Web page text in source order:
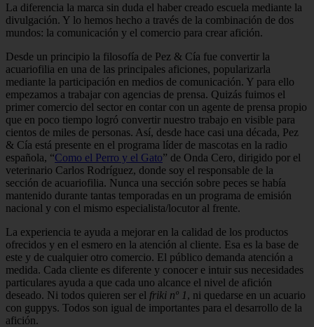
La diferencia la marca sin duda el ha­ber creado escuela mediante la
divulga­ción. Y lo hemos hecho a través de la combinación de dos
mundos: la comuni­cación y el comercio para crear afición.
Desde un principio la filosofía de Pez & Cía fue convertir la
acuariofilia en una de las principales aficiones, po­pularizarla
mediante la participación en medios de comunicación. Y para ello
empezamos a trabajar con agencias de prensa. Quizás fuimos el
primer comer­cio del sector en contar con un agente de prensa propio
que en poco tiempo logró convertir nuestro trabajo en visible para
cientos de miles de personas. Así, desde hace casi una década, Pez
& Cía está presente en el programa líder de mascotas en la radio
española, “Como el Perro y el Gato” de Onda Cero, dirigi­do por el
veterinario Carlos Rodríguez, donde soy el responsable de la
sección de acuariofilia. Nunca una sección so­bre peces se había
mantenido durante tantas temporadas en un programa de emisión
nacional y con el mismo espe­cialista/locutor al frente.
La experiencia te ayuda a mejorar en la calidad de los productos
ofrecidos y en el esmero en la atención al cliente. Esa es la base de
este y de cualquier otro co­mercio. El público demanda atención a
medida. Cada cliente es diferente y cono­cer e intuir sus necesidades
particulares ayuda a que cada uno alcance el nivel de afición
deseado. Ni todos quieren ser el friki nº 1, ni quedarse en un acuario
con guppys. Todos son igual de importantes para el desarrollo de la
afición.